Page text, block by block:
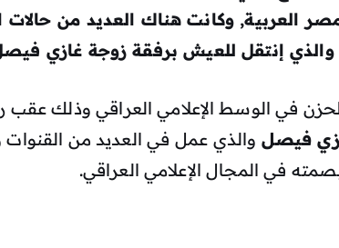
العربية, وكانت هناك العديد من
والذي إنتقل للعيش برفقة زوجة غازي
في الوسط الإعلامي العراقي وذلك عقب
فيصل والذي عمل في العديد من القنوات
في المجال الإعلامي العراقي.